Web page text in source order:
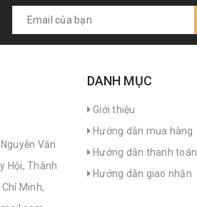
Văn
Hội, Thành
Minh,
DANH MỤC
Giới thiệu
Hướng dẫn mua hàng
Hướng dẫn thanh toán
Hướng dẫn giao nhận